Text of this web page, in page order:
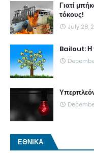
Γιατί
τόκους!
July 28,
Bailout: Η
ΕΘΝΙΚΑ